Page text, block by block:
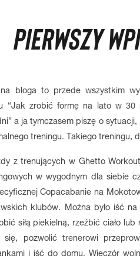
PIERWSZY
bloga to przede wszystkim
“Jak zrobić formę na lato w 30
a ja tymczasem piszę o
treningu. Takiego treningu,
z trenujących w Ghetto
w wygodnym dla siebie
Copacabanie na
klubów. Można było iść
siłą piekielną, rzeźbić ciało
się, pozwolić trenerowi
i iść do domu. Wieczór